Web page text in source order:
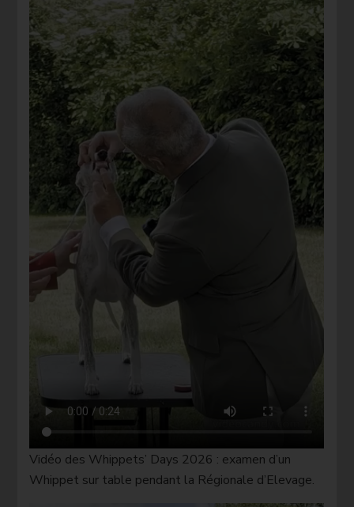
Vidéo des Whippets’ Days 2026 : examen d’un
Whippet sur table pendant la Régionale d’Elevage.